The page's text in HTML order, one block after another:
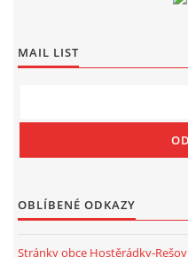
MAIL LIST
OBLÍBENÉ ODKAZY
Stránky obce Hostěrádky-Rešov